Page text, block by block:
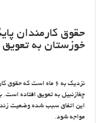
حقوق کارمندان
خوزستان به تعویق
نزدیک به ۶ ماه است که
چغازنبیل به تعویق افتاده
این اتفاق سبب شده وضعیت
مواجه شود.